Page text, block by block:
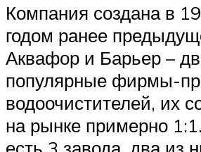
Компания создана в
годом ранее
Аквафор и Барьер –
популярные фирмы-
водоочистителей, их
на рынке примерно